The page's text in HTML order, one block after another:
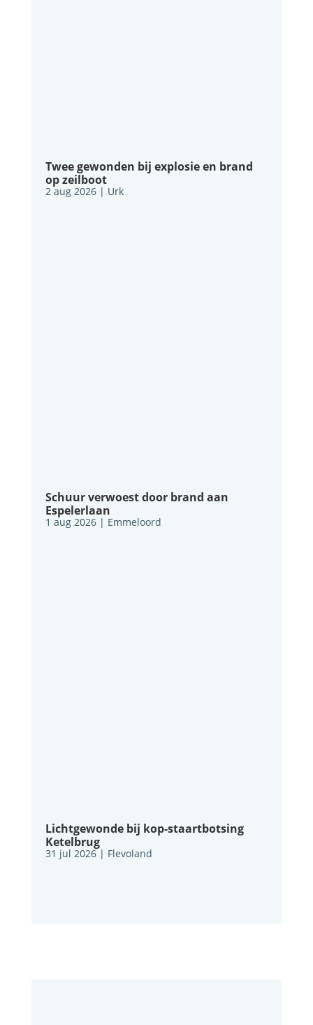
Twee gewonden bij explosie en brand
op zeilboot
2 aug 2026| Urk
Schuur verwoest door brand aan
Espelerlaan
1 aug 2026| Emmeloord
Lichtgewonde bij kop-staartbotsing
Ketelbrug
31 jul 2026| Flevoland